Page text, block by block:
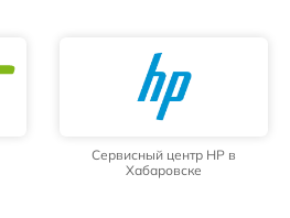
Сервисный центр HP в
Хабаровске